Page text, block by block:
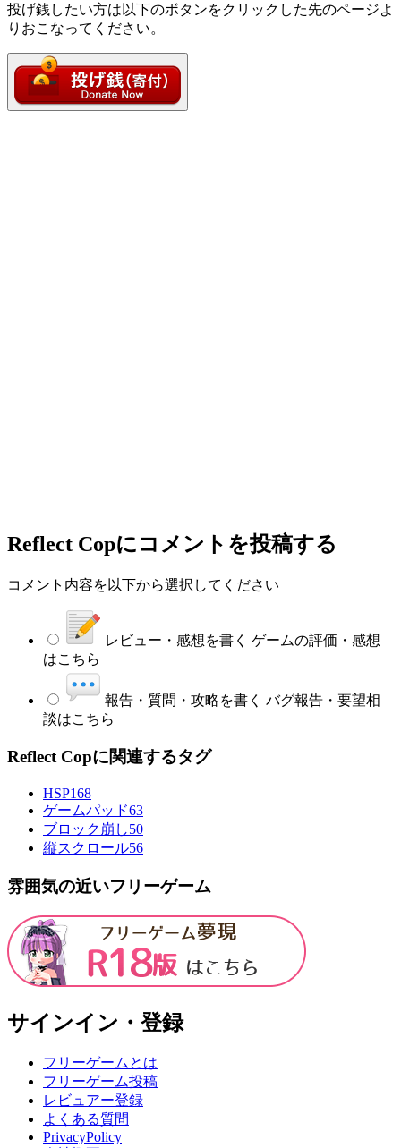
投げ銭したい方は以下のボタンをクリックした先のページよ
りおこなってください。
Reflect Copにコメントを投稿する
コメント内容を以下から選択してください
レビュー・感想を書く ゲームの評価・感想
はこちら
報告・質問・攻略を書く バグ報告・要望相
談はこちら
Reflect Copに関連するタグ
HSP168
ゲームパッド63
ブロック崩し50
縦スクロール56
雰囲気の近いフリーゲーム
サインイン・登録
フリーゲームとは
フリーゲーム投稿
レビュアー登録
よくある質問
PrivacyPolicy